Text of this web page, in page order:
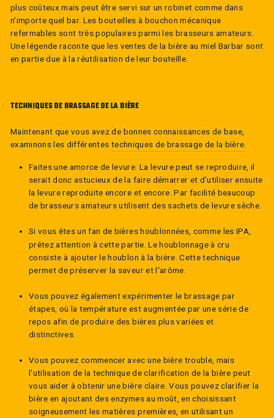
plus coûteux mais peut être servi sur un robinet comme dans
n'importe quel bar. Les bouteilles à bouchon mécanique
refermables sont très populaires parmi les brasseurs amateurs.
Une légende raconte que les ventes de la bière au miel Barbar sont
en partie due à la réutilisation de leur bouteille.
TECHNIQUES DE BRASSAGE DE LA BIÈRE
Maintenant que vous avez de bonnes connaissances de base,
examinons les différentes techniques de brassage de la bière
Faites une amorce de levure. La levure peut se reproduire, il
serait donc astucieux de la faire démarrer et d'utiliser ensuite
la levure reproduite encore et encore.Par facilité beaucoup
de brasseurs amateurs utilisent des sachets de levure sèche
Si vous êtes un fan de bières houblonnées, comme lesIPA
prêtez attention à cette partie. Le houblonnage à cru
consiste à ajouter le houblon à la bière. Cette technique
permet de préserver la saveur et l'arôme.
Vous pouvez également expérimenter le brassage par
étapes, où la température est augmentée par une série de
repos afin de produire des bières plus variées et
distinctives.
Vous pouvez commencer avec une bière trouble, mais
l'utilisation de la technique de clarification de la bière peut
vous aider à obtenir une bière claire. Vous pouvez clarifier la
bière en ajoutant des enzymes au moût, en choisissant
soigneusement les matières premières, en utilisant un